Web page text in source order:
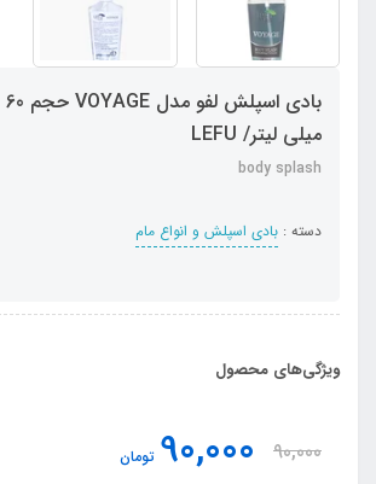
بادی اسپلش لفو مدل VOYAGE حجم 60
میلی لیتر/ LEFU
body splash
دسته : بادی اسپلش و انواع مام
ویژگی‌های محصول
90,000
90,000 تومان